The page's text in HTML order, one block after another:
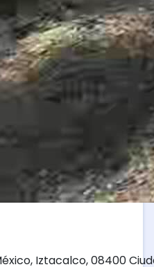
Iztacalco, 08400